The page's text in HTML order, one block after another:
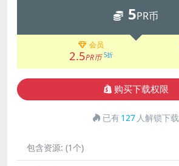
5PR币
会员
2.5PR币 5折
购买下载权限
已有127 人解锁下载
包含资源: (1个)